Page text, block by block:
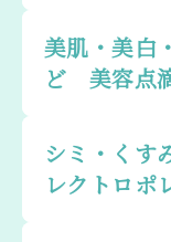
美肌・美白
ど 美容点
シミ・く
レクトロポ